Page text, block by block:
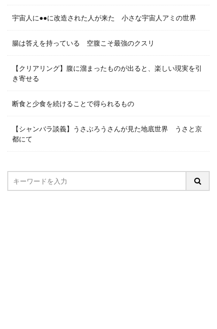
宇宙人に●●に改造された人が来た 小さな宇宙人アミの世界
腸は答えを持っている 空腹こそ最強のクスリ
【クリアリング】腹に溜まったものが出ると、楽しい現実を引
き寄せる
断食と少食を続けることで得られるもの
【シャンバラ談義】うさぶろうさんが見た地底世界 うさと京
都にて